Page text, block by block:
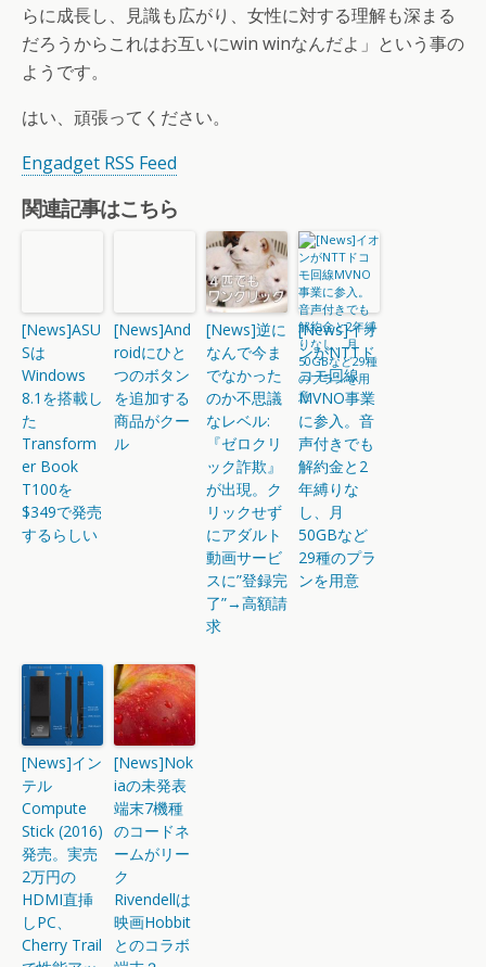
らに成長し、見識も広がり、女性に対する理解も深まる
だろうからこれはお互いにwin winなんだよ」という事の
ようです。
はい、頑張ってください。
Engadget RSS Feed
関連記事はこちら
[News]ASU
Sは
Windows
8.1を搭載し
た
Transform
er Book
T100を
$349で発売
するらしい
[News]And
roidにひと
つのボタン
を追加する
商品がクー
ル
[News]逆に
なんで今ま
でなかった
のか不思議
なレベル:
『ゼロクリ
ック詐欺』
が出現。ク
リックせず
にアダルト
動画サービ
スに”登録完
了”→高額請
求
[News]イオ
ンがNTTド
コモ回線
MVNO事業
に参入。音
声付きでも
解約金と2
年縛りな
し、月
50GBなど
29種のプラ
ンを用意
[News]イン
テル
Compute
Stick (2016)
発売。実売
2万円の
HDMI直挿
しPC、
Cherry Trail
[News]Nok
iaの未発表
端末7機種
のコードネ
ームがリー
ク
Rivendellは
映画Hobbit
とのコラボ